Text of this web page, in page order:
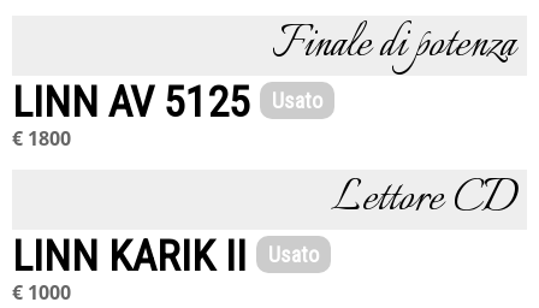
Finale di potenza
LINN AV 5125 Usato
€ 1800
Lettore CD
LINN KARIK II Usato
€ 1000